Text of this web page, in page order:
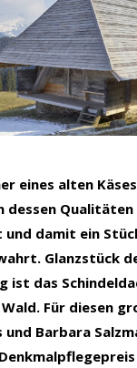
eines alten
dessen
damit ein
Glanzstück
ist das
Für diesen
und Barbara